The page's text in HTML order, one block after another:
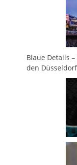
Blaue Details
den